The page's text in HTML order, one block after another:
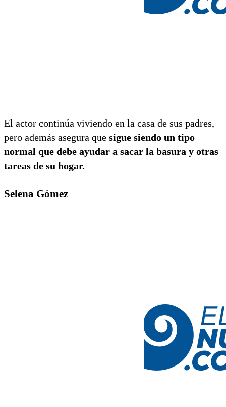
El actor continúa viviendo en la casa de sus padres,
pero además asegura que sigue siendo un tipo
normal que debe ayudar a sacar la basura y otras
tareas de su hogar.
Selena Gómez